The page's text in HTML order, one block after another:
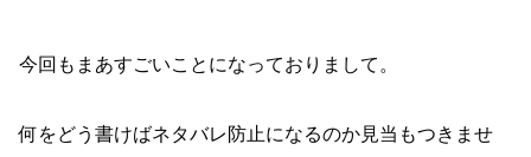
今回もまあすごいことになっておりまして。
何をどう書けばネタバレ防止になるのか見当もつきませ